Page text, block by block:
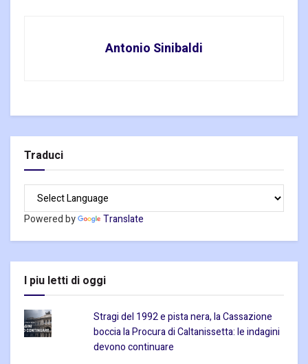
Antonio Sinibaldi
Traduci
Powered by Translate
I piu letti di oggi
Stragi del 1992 e pista nera, la Cassazione
boccia la Procura di Caltanissetta: le indagini
devono continuare